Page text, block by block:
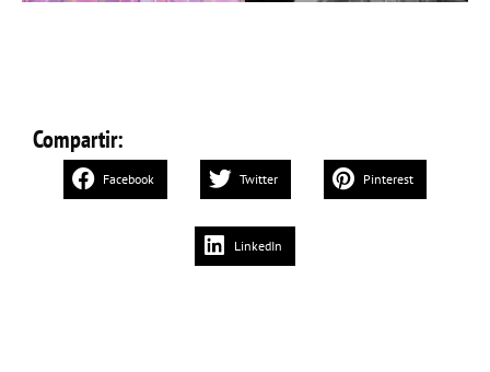
Compartir:
Facebook Twitter Pinterest
LinkedIn